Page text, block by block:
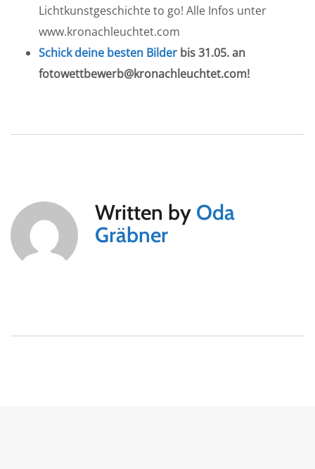
Lichtkunstgeschichte to go! Alle Infos unter
www.kronachleuchtet.com
Schick deine besten Bilder bis 31.05. an
fotowettbewerb@kronachleuchtet.com!
Written by Oda
Gräbner